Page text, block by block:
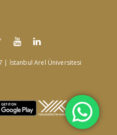
| İstanbul Arel Üniversitesi